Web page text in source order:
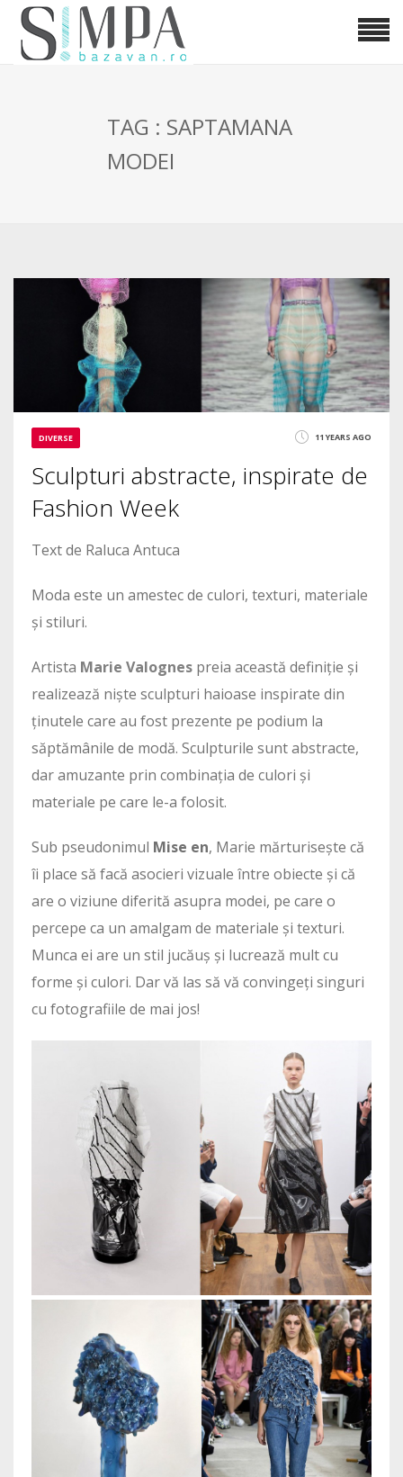
TAG : SAPTAMANA
MODEI
DIVERSE 11 YEARS AGO
Sculpturi abstracte, inspirate de
Fashion Week
Text de Raluca Antuca
Moda este un amestec de culori, texturi, materiale
și stiluri.
Artista Marie Valognes preia această definiție și
realizează niște sculpturi haioase inspirate din
ținutele care au fost prezente pe podium la
săptămânile de modă. Sculpturile sunt abstracte,
dar amuzante prin combinația de culori și
materiale pe care le-a folosit.
Sub pseudonimul Mise en, Marie mărturisește că
îi place să facă asocieri vizuale între obiecte și că
are o viziune diferită asupra modei, pe care o
percepe ca un amalgam de materiale și texturi.
Munca ei are un stil jucăuș și lucrează mult cu
forme și culori. Dar vă las să vă convingeți singuri
cu fotografiile de mai jos!